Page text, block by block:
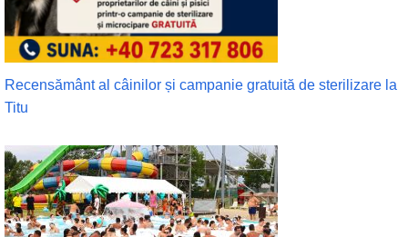
Recensământ al câinilor și campanie gratuită de sterilizare la
Titu